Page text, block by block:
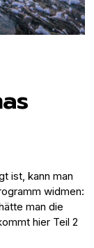
ist, kann man
widmen:
man die
hier Teil 2